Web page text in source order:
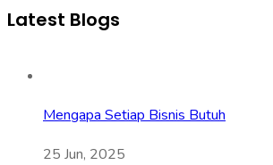
Latest Blogs
Mengapa Setiap Bisnis Butuh
25 Jun, 2025